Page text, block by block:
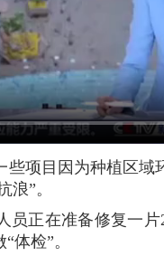
项目因为种植区
浪”。
员正在准备修复一
体检”。